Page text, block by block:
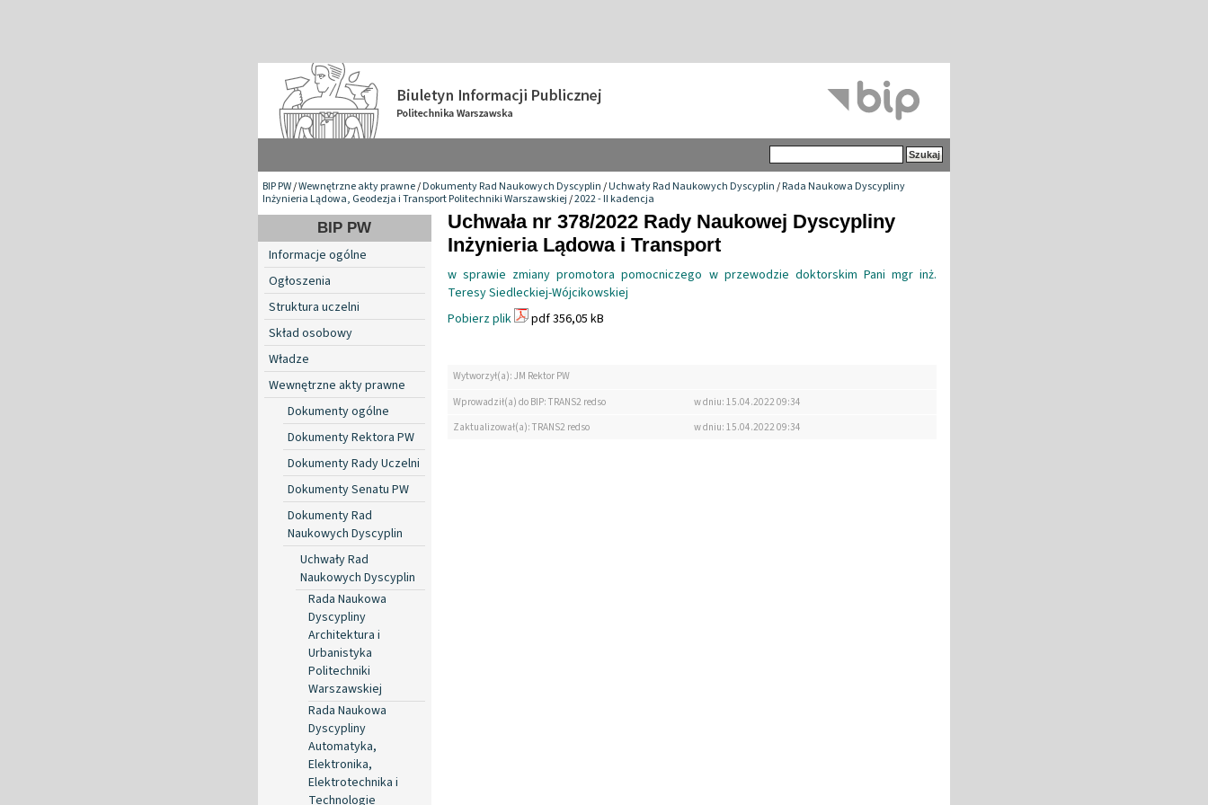
BIP PW/Wewnętrzne akty prawne/Dokumenty Rad Naukowych Dyscyplin/Uchwały Rad Naukowych Dyscyplin/Rada Naukowa Dyscypliny
Inżynieria Lądowa, Geodezja i Transport Politechniki Warszawskiej/2022 - II kadencja
BIP PW
Informacje ogólne
Ogłoszenia
Struktura uczelni
Skład osobowy
Władze
Wewnętrzne akty prawne
Dokumenty ogólne
Dokumenty Rektora PW
Dokumenty Rady Uczelni
Dokumenty Senatu PW
Dokumenty Rad
Naukowych Dyscyplin
Uchwały Rad
Naukowych Dyscyplin
Rada Naukowa
Dyscypliny
Architektura i
Urbanistyka
Politechniki
Warszawskiej
Rada Naukowa
Dyscypliny
Automatyka,
Elektronika,
Elektrotechnika i
Technologie
Uchwała nr 378/2022 Rady Naukowej Dyscypliny
Inżynieria Lądowa i Transport
w sprawie zmiany promotora pomocniczego w przewodzie doktorskim Pani mgr inż.
Teresy Siedleckiej-Wójcikowskiej
Pobierz plik
pdf 356,05 kB
Wytworzył(a): JM Rektor PW
Wprowadził(a) do BIP: TRANS2 redso
w dniu: 15.04.2022 09:34
Zaktualizował(a): TRANS2 redso
w dniu: 15.04.2022 09:34